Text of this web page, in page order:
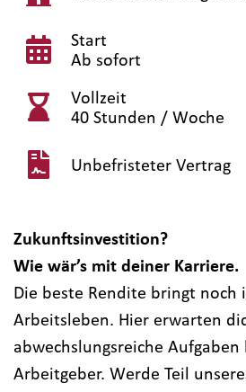
Start
Ab sofort
Vollzeit
40 Stunden / Woche
Unbefristeter Vertrag
Zukunftsinvestition?
Wie wär’s mit deiner Karriere.
Die beste Rendite bringt noch
Arbeitsleben. Hier erwarten
abwechslungsreiche
Arbeitgeber. Werde Teil